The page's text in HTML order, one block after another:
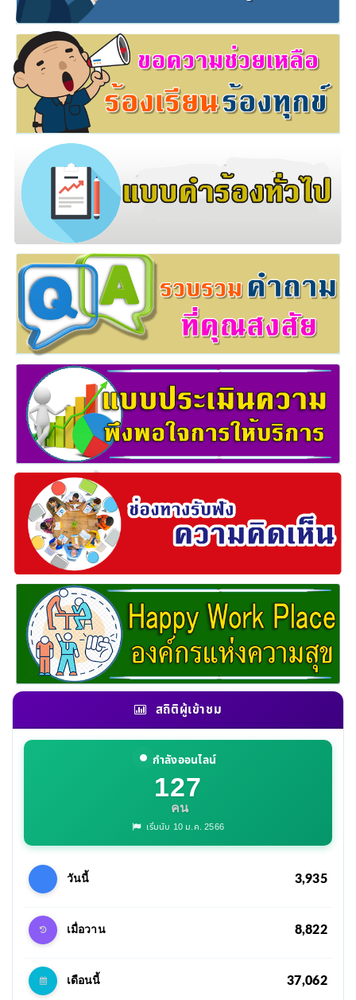
สถิติผู้เข้าชม
กำลังออนไลน์
127
คน
เริ่มนับ 10 ม.ค. 2566
วันนี้ 3,935
เมื่อวาน 8,822
เดือนนี้ 37,062